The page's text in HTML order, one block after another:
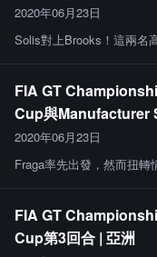
2020年06月23日
Solis對上Brooks！這兩名
FIA GT
Cup與Manufacturer
2020年06月23日
Fraga率先出發，然而扭轉
FIA GT
Cup第3回合 | 亞洲